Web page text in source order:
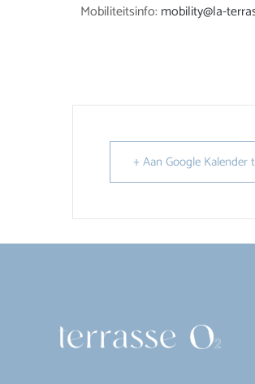
Mobiliteitsinfo: mobility@la-
+ Aan Google Kalender